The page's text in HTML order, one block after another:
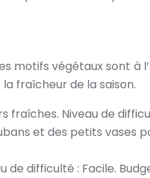
motifs végétaux sont à
fraîcheur de la saison.
Niveau de
et des petits vases
difficulté : Facile.